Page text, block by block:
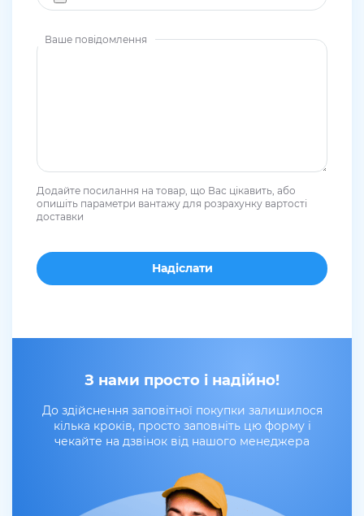
З нами просто і надійно!
До здійснення заповітної покупки залишилося
кілька кроків, просто заповніть цю форму і
чекайте на дзвінок від нашого менеджера
Ваше повідомлення
Додайте посилання на товар, що Вас цікавить, або
опишіть параметри вантажу для розрахунку вартості
доставки